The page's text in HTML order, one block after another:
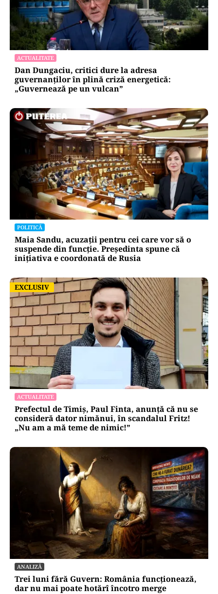
ACTUALITATE
Dan Dungaciu, critici dure la adresa
guvernanților în plină criză energetică:
„Guvernează pe un vulcan”
POLITICĂ
Maia Sandu, acuzații pentru cei care vor să o
suspende din funcție. Președinta spune că
inițiativa e coordonată de Rusia
EXCLUSIV
EXCLUSIV
ACTUALITATE
Prefectul de Timiș, Paul Finta, anunță că nu se
consideră dator nimănui, în scandalul Fritz!
„Nu am a mă teme de nimic!”
ANALIZĂ
Trei luni fără Guvern: România funcționează,
dar nu mai poate hotărî încotro merge